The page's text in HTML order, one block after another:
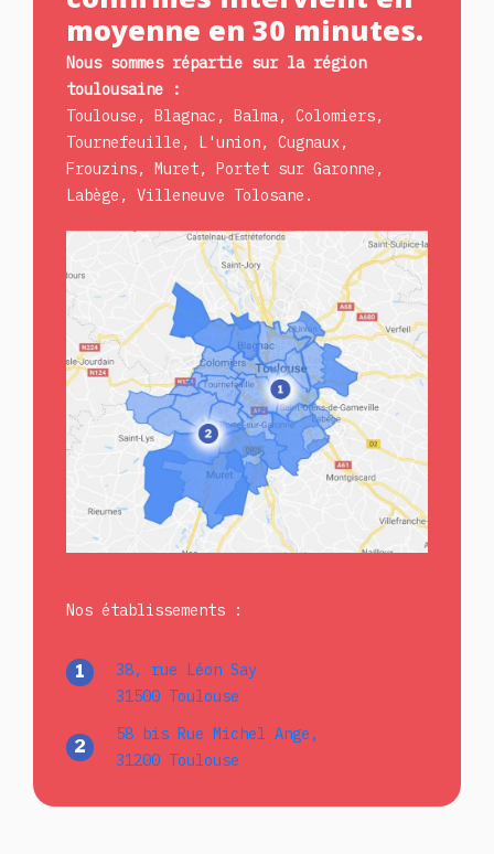
moyenne en 30 minutes.
Nous sommes répartie sur la région
toulousaine :
Toulouse, Blagnac, Balma, Colomiers,
Tournefeuille, L'union, Cugnaux,
Frouzins, Muret, Portet sur Garonne,
Labège, Villeneuve Tolosane.
Nos établissements :
1
38, rue Léon Say
31500 Toulouse
2
58 bis Rue Michel Ange,
31200 Toulouse